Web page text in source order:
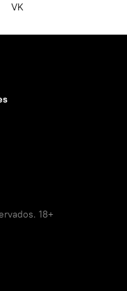
VK
18+